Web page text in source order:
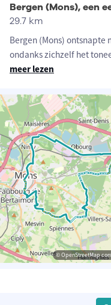
Bergen (Mons), een
29.7 km
Bergen (Mons) ontsnapte
ondanks zichzelf het
meer lezen
© OpenStreetMap